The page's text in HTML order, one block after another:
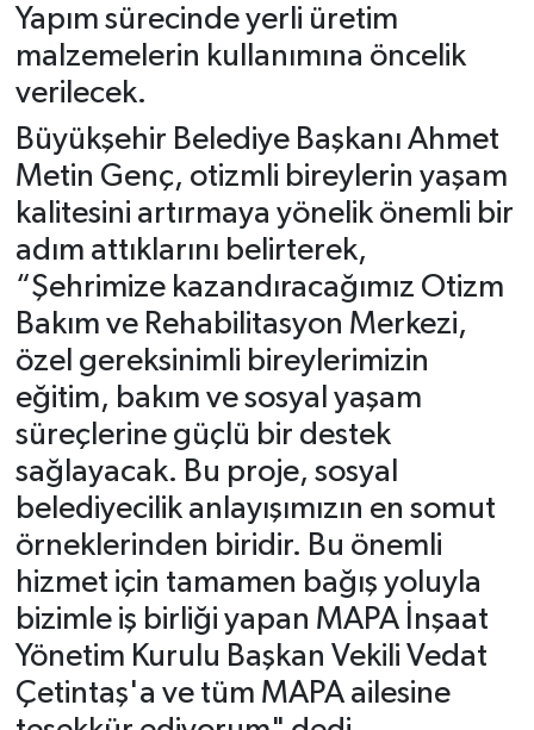
Yapım sürecinde yerli üretim
malzemelerin kullanımına öncelik
verilecek.
Büyükşehir Belediye Başkanı Ahmet
Metin Genç, otizmli bireylerin yaşam
kalitesini artırmaya yönelik önemli bir
adım attıklarını belirterek,
“Şehrimize kazandıracağımız Otizm
Bakım ve Rehabilitasyon Merkezi,
özel gereksinimli bireylerimizin
eğitim, bakım ve sosyal yaşam
süreçlerine güçlü bir destek
sağlayacak. Bu proje, sosyal
belediyecilik anlayışımızın en somut
örneklerinden biridir. Bu önemli
hizmet için tamamen bağış yoluyla
bizimle iş birliği yapan MAPA İnşaat
Yönetim Kurulu Başkan Vekili Vedat
Çetintaş'a ve tüm MAPA ailesine